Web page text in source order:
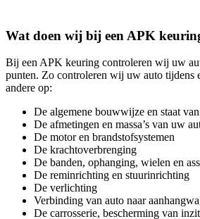
Wat doen wij bij een APK
Bij een APK keuring controleren wij uw
punten. Zo controleren wij uw auto tijdens
andere op:
De algemene bouwwijze en staat
De afmetingen en massa’s van uw
De motor en brandstofsystemen
De krachtoverbrenging
De banden, ophanging, wielen en
De reminrichting en stuurinrichting
De verlichting
Verbinding van auto naar
De carrosserie, bescherming van